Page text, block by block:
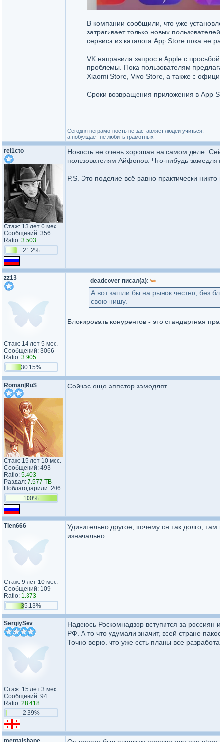
В компании сообщили, что уже
затрагивает только новых
сервиса из каталога App Store пока не
VK направила запрос в Apple с
проблемы. Пока пользователям
Xiaomi Store, Vivo Store, а также с
Сроки возвращения приложения в App
Сегодня неграмотность не заставляет людей учиться,
а побуждает не любить грамотных
rel1cto
Стаж: 13 лет 6 мес.
Сообщений: 356
Ratio: 3.503
21.2%
Новость не очень хорошая на самом деле.
пользователям Айфонов. Что-нибудь
P.S. Это поделие всё равно практически
zz13
Стаж: 14 лет 5 мес.
Сообщений: 3066
Ratio: 3.905
30.15%
deadcover писал(а):
А вот зашли бы на рынок честно, без
свою нишу.
Блокировать конурентов - это стандартная
Roman|Ru$
Стаж: 15 лет 10 мес.
Сообщений: 493
Ratio: 5.403
Раздал: 7.577 TB
Поблагодарили: 206
100%
Сейчас еще аппстор замедлят
Tlen666
Стаж: 9 лет 10 мес.
Сообщений: 109
Ratio: 1.373
35.13%
Удивительно другое, почему он так долго,
изначально.
SergiySev
Стаж: 15 лет 3 мес.
Сообщений: 94
Ratio: 28.418
2.39%
Надеюсь Роскомнадзор вступится за
РФ. А то что удумали значит, всей стране
Точно верю, что уже есть планы все
mentalshape